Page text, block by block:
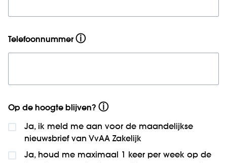
Telefoonnummer ⓘ
Op de hoogte blijven? ⓘ
Ja, ik meld me aan voor de maandelijkse
nieuws­brief van VvAA Zakelijk
Ja, houd me maximaal 1 keer per week op de